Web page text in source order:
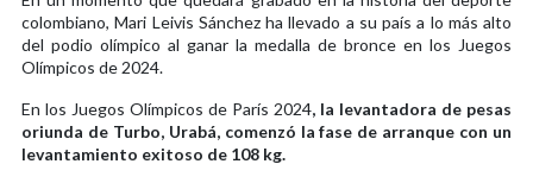
colombiano, Mari Leivis Sánchez ha llevado a su país a lo más alto
del podio olímpico al ganar la medalla de bronce en los Juegos
Olímpicos de 2024.
En los Juegos Olímpicos de París 2024, la levantadora de pesas
oriunda de Turbo, Urabá, comenzó la fase de arranque con un
levantamiento exitoso de 108 kg.